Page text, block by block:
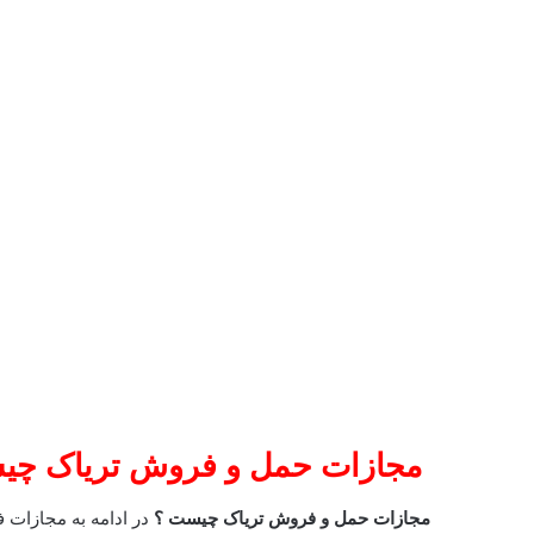
مجازات حمل و فروش تریاک
مجازات حمل و فروش تریاک چیست ؟ در ادامه به